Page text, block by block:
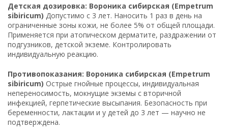
Детская дозировка: Вороника сибирская (Empetrum
sibiricum) Допустимо с 3 лет. Наносить 1 раз в день на
ограниченные зоны кожи, не более 5% от общей площади.
Применяется при атопическом дерматите, раздражении от
подгузников, детской экземе. Контролировать
индивидуальную реакцию.
Противопоказания: Вороника сибирская (Empetrum
sibiricum) Острые гнойные процессы, индивидуальная
непереносимость, мокнущие экземы с вторичной
инфекцией, герпетические высыпания. Безопасность при
беременности, лактации и у детей до 3 лет — научно не
подтверждена.